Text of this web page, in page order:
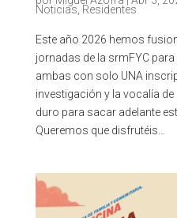
Noticias, Residentes
Este año 2026 hemos
jornadas de la srmFYC
ambas con solo UNA
investigación y la vocalía
duro para sacar adelante
Queremos que disfrutéis...